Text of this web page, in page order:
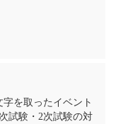
字を取ったイベント
試験・2次試験の対